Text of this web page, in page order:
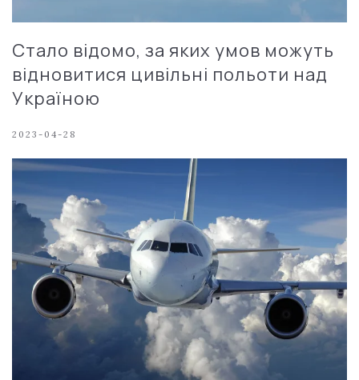
Стало відомо, за яких умов можуть
відновитися цивільні польоти над
Україною
2023-04-28